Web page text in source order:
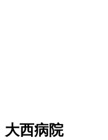
大西病院